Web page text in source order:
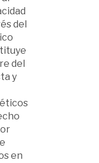
del
del
y
en